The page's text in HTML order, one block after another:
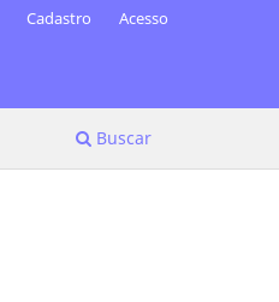
Buscar
Cadastro Acesso